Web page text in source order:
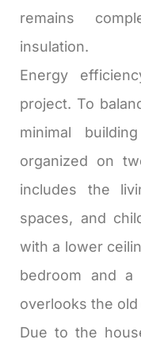
remains
insulation.
Energy
project. To
minimal
organized on
includes the
spaces, and
with a lower
bedroom and
overlooks the
Due to the